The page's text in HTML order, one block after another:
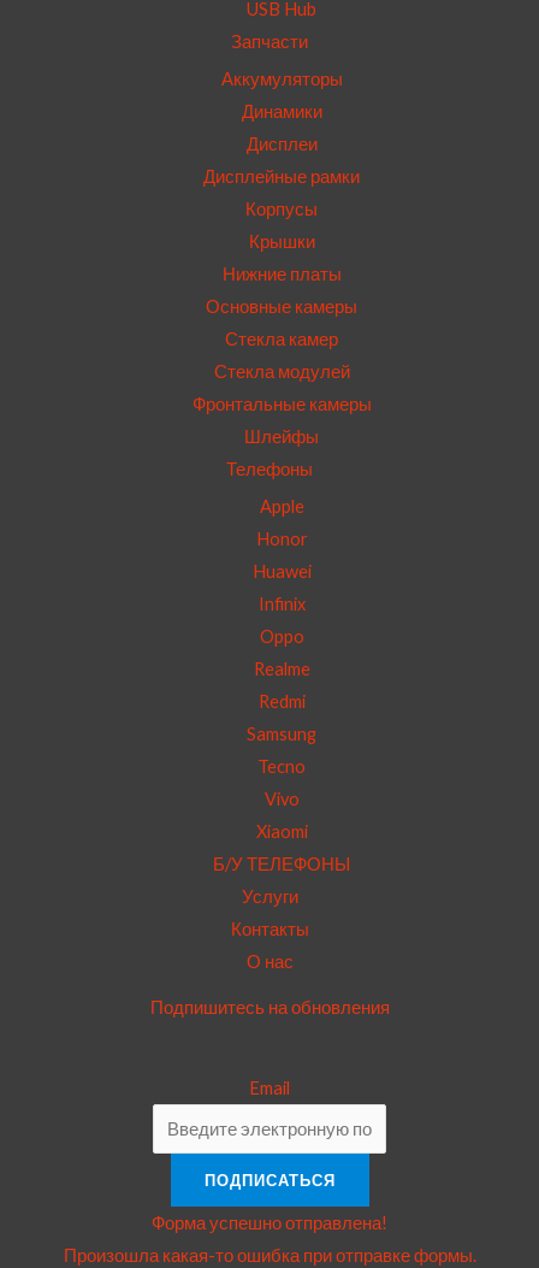
USB Hub
Запчасти
Аккумуляторы
Динамики
Дисплеи
Дисплейные рамки
Корпусы
Крышки
Нижние платы
Основные камеры
Стекла камер
Стекла модулей
Фронтальные камеры
Шлейфы
Телефоны
Apple
Honor
Huawei
Infinix
Oppo
Realme
Redmi
Samsung
Tecno
Vivo
Xiaomi
Б/У ТЕЛЕФОНЫ
Услуги
Контакты
О нас
Подпишитесь на обновления
Email
ПОДПИСАТЬСЯ
Форма успешно отправлена!
Произошла какая-то ошибка при отправке формы.